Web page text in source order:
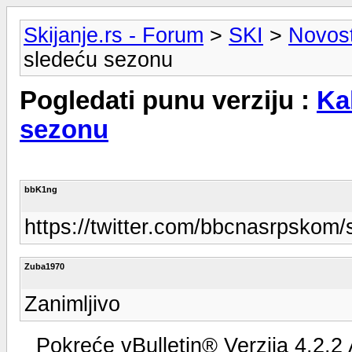
Skijanje.rs - Forum > SKI >
sledeću sezonu
Pogledati punu verziju :
sezonu
bbK1ng
https://twitter.com/
Zuba1970
Zanimljivo
Pokreće vBulletin® Verzija